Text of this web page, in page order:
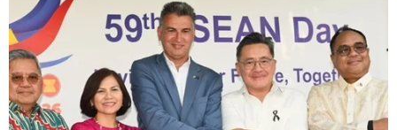
08/08/2026 10:28
Chuyên gia Australia: Quan hệ Việt
Nam-Australia có độ tin cậy chính trị
cao